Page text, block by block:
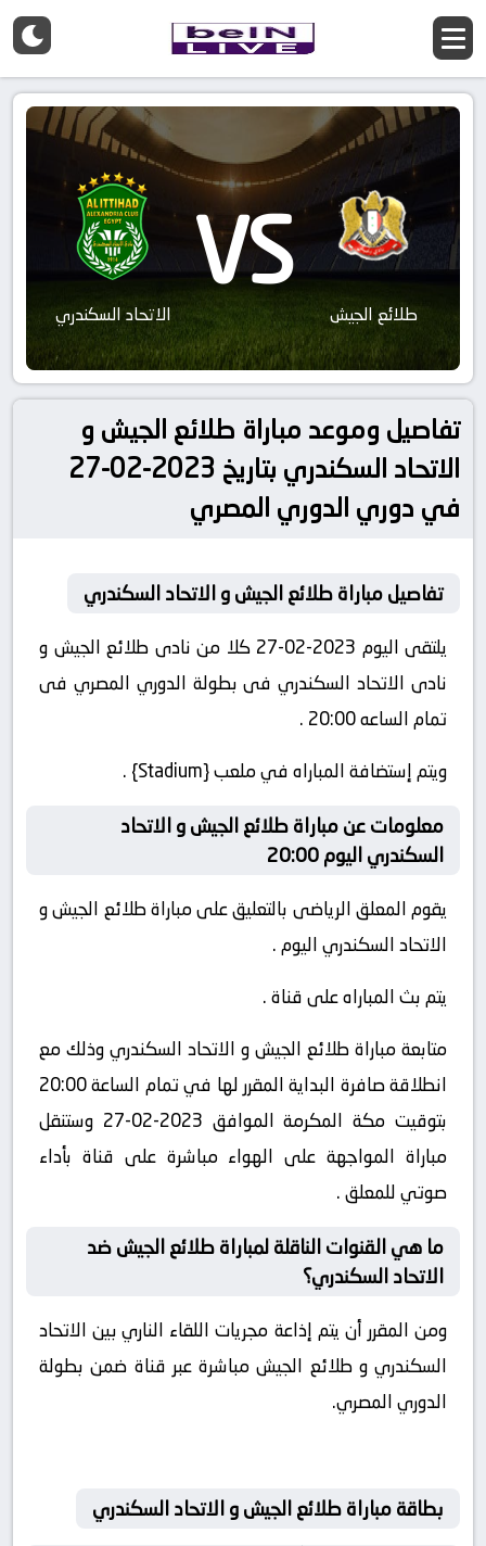
طلائع الجيش VS الاتحاد السكندري
تفاصيل وموعد مباراة طلائع الجيش و
الاتحاد السكندري بتاريخ 2023-02-27
في دوري الدوري المصري
تفاصيل مباراة طلائع الجيش و الاتحاد السكندري
يلتقى اليوم 2023-02-27 كلا من نادى طلائع الجيش و
نادى الاتحاد السكندري فى بطولة الدوري المصري فى
تمام الساعه 20:00 .
ويتم إستضافة المباراه في ملعب {Stadium} .
معلومات عن مباراة طلائع الجيش و الاتحاد
السكندري اليوم 20:00
يقوم المعلق الرياضى بالتعليق على مباراة طلائع الجيش و
الاتحاد السكندري اليوم .
يتم بث المباراه على قناة .
متابعة مباراة طلائع الجيش و الاتحاد السكندري وذلك مع
انطلاقة صافرة البداية المقرر لها في تمام الساعة 20:00
بتوقيت مكة المكرمة الموافق 2023-02-27 وستنقل
مباراة المواجهة على الهواء مباشرة على قناة بأداء
صوتي للمعلق .
ما هي القنوات الناقلة لمباراة طلائع الجيش ضد
الاتحاد السكندري؟
ومن المقرر أن يتم إذاعة مجريات اللقاء الناري بين الاتحاد
السكندري و طلائع الجيش مباشرة عبر قناة ضمن بطولة
الدوري المصري.
بطاقة مباراة طلائع الجيش و الاتحاد السكندري